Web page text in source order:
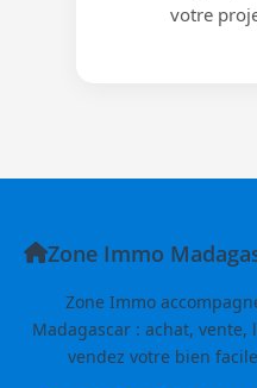
votre
Zone Immo
Zone Immo
Madagascar : achat, vente,
vendez votre bien